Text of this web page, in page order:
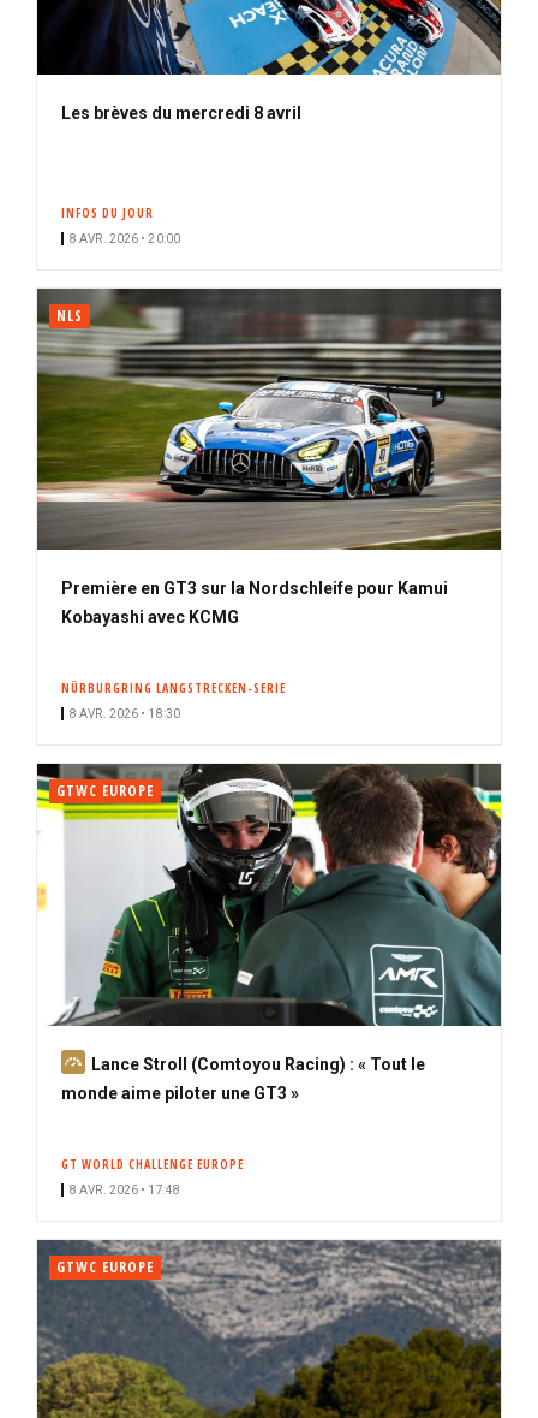
Les brèves du mercredi 8 avril
INFOS DU JOUR
8 AVR. 2026 • 20:00
NLS
Première en GT3 sur la Nordschleife pour Kamui
Kobayashi avec KCMG
NÜRBURGRING LANGSTRECKEN-SERIE
8 AVR. 2026 • 18:30
GTWC EUROPE
A
b
Lance Stroll (Comtoyou Racing) : « Tout le
monde aime piloter une GT3 »
GT WORLD CHALLENGE EUROPE
8 AVR. 2026 • 17:48
GTWC EUROPE